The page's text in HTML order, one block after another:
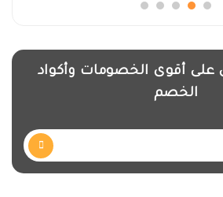
أقوى الخصومات وأكواد
الخصم